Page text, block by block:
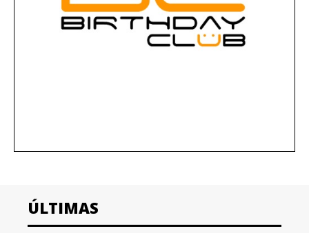
ÚLTIMAS